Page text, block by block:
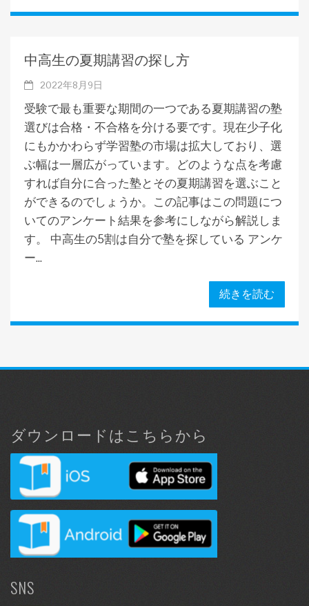
中高生の夏期講習の探し方
2022年8月9日
受験で最も重要な期間の一つである夏期講習の塾
選びは合格・不合格を分ける要です。現在少子化
にもかかわらず学習塾の市場は拡大しており、選
ぶ幅は一層広がっています。どのような点を考慮
すれば自分に合った塾とその夏期講習を選ぶこと
ができるのでしょうか。この記事はこの問題につ
いてのアンケート結果を参考にしながら解説しま
す。 中高生の5割は自分で塾を探している アンケ
ー...
続きを読む
ダウンロードはこちらから
SNS